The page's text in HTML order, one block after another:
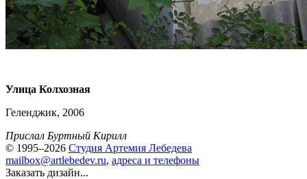
Улица Колхозная
Геленджик, 2006
Прислал Буртный Кирилл
© 1995–2026 Студия Артемия Лебедева
mailbox@artlebedev.ru, адреса и телефоны
Заказать дизайн...